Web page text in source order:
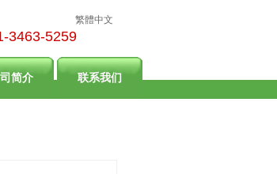
繁體中文
3463-5259
简介 联系我们